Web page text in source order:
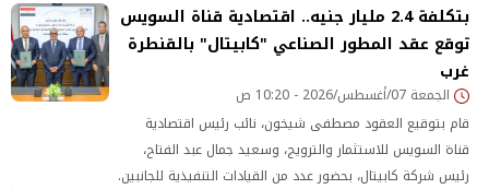
بتكلفة 2.4 مليار جنيه.. اقتصادية قناة السويس
توقع عقد المطور الصناعي "كابيتال" بالقنطرة
غرب
الجمعة 07/أغسطس/2026 - 10:20 ص
قام بتوقيع العقود مصطفى شيخون، نائب رئيس اقتصادية
قناة السويس للاستثمار والترويج، وسعيد جمال عبد الفتاح،
رئيس شركة كابيتال، بحضور عدد من القيادات التنفيذية للجانبين.